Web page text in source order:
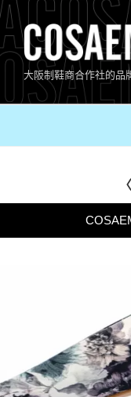
跳
至
内
容
大阪制鞋商合作社的品